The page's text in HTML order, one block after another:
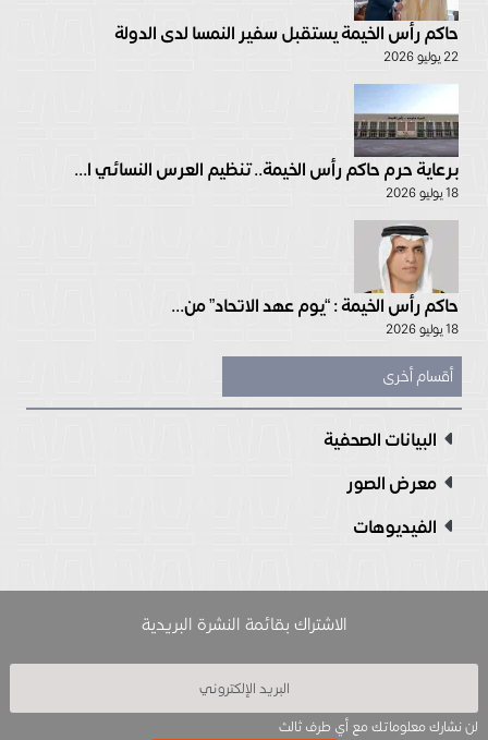
حاكم رأس الخيمة يستقبل سفير النمسا لدى الدولة
22 يوليو 2026
برعاية حرم حاكم رأس الخيمة.. تنظيم العرس النسائي ا...
18 يوليو 2026
حاكم رأس الخيمة : “يوم عهد الاتحاد” من...
18 يوليو 2026
أقسام أخرى
البيانات الصحفية
معرض الصور
الفيديوهات
الاشتراك بقائمة النشرة البريدية
لن نشارك معلوماتك مع أي طرف ثالث